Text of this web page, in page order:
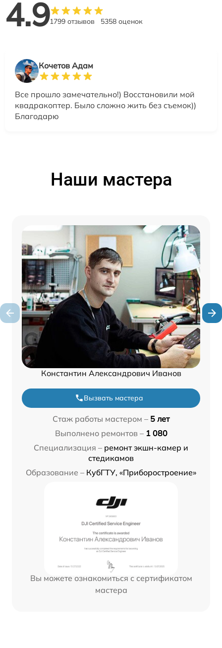
4.91799 отзывов 5358 оценок
Кочетов Адам
Все прошло замечательно!) Восстановили мой
квадракоптер. Было сложно жить без съемок))
Благодарю
Наши мастера
Константин Александрович Иванов
Вызвать мастера
Стаж работы мастером – 5 лет
Выполнено ремонтов – 1 080
Специализация – ремонт экшн-камер и
стедикамов
Образование – КубГТУ, «Приборостроение»
Вы можете ознакомиться с сертификатом
мастера